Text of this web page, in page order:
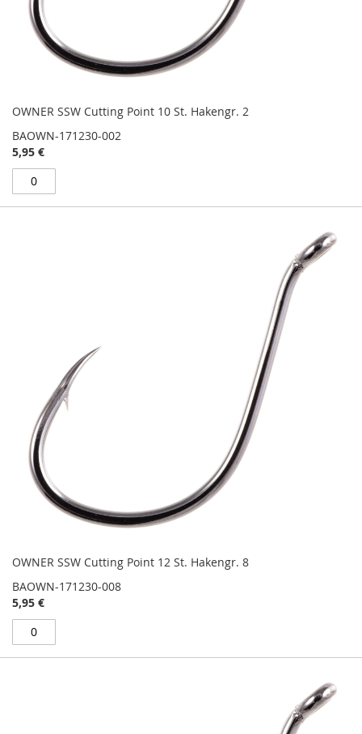
OWNER SSW Cutting Point 10 St. Hakengr. 2
BAOWN-171230-002
5,95 €
OWNER SSW Cutting Point 12 St. Hakengr. 8
BAOWN-171230-008
5,95 €